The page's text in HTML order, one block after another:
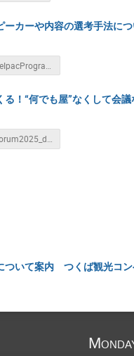
ーカーや内容の選考手法
る！“何でも屋”なくして
iinas_forum2025_day1_v1_3_upload.pdf
ついて案内 つくば観光コ